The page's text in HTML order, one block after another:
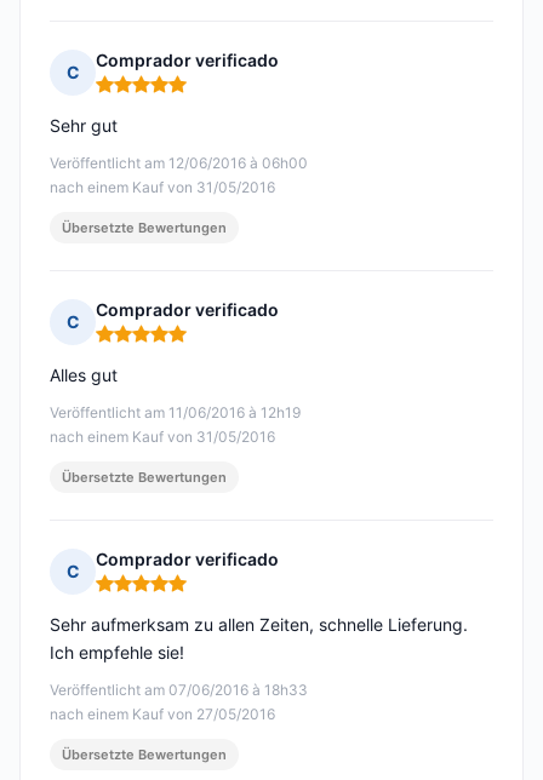
C
Comprador verificado
Hinweis: 5 von 5
Veröffentlicht am 12/06/2016 à 06h00
nach einem Kauf von 31/05/2016
Sehr gut
Übersetzte Bewertungen
C
Comprador verificado
Hinweis: 5 von 5
Veröffentlicht am 11/06/2016 à 12h19
nach einem Kauf von 31/05/2016
Alles gut
Übersetzte Bewertungen
C
Comprador verificado
Hinweis: 5 von 5
Veröffentlicht am 07/06/2016 à 18h33
nach einem Kauf von 27/05/2016
Sehr aufmerksam zu allen Zeiten, schnelle Lieferung.
Ich empfehle sie!
Übersetzte Bewertungen